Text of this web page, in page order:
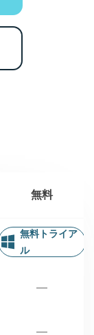
無料
無料トライア
ル
—
—